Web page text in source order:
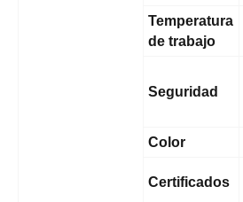
Temperatura
de trabajo
Seguridad
Color
Certificados